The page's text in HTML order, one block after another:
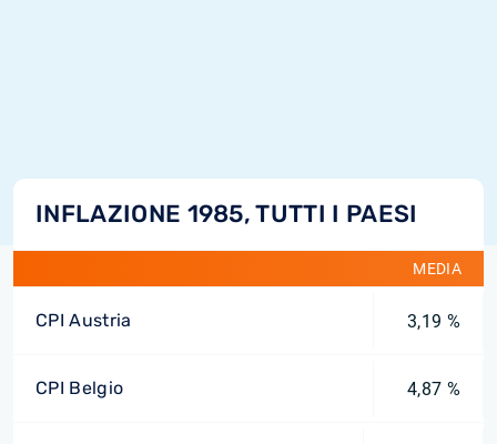
INFLAZIONE 1985, TUTTI I PAESI
MEDIA
CPI Austria 3,19 %
CPI Belgio 4,87 %